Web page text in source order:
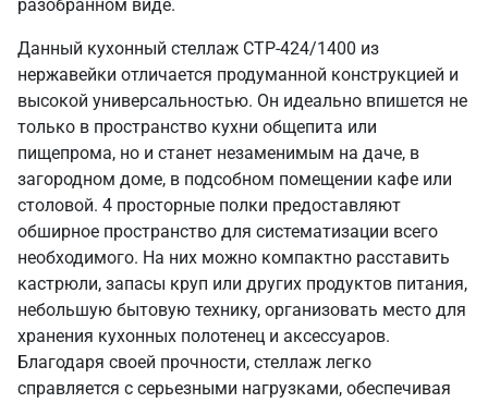
разобранном виде.
Данный кухонный стеллаж СТР-424/1400 из
нержавейки отличается продуманной конструкцией и
высокой универсальностью. Он идеально впишется не
только в пространство кухни общепита или
пищепрома, но и станет незаменимым на даче, в
загородном доме, в подсобном помещении кафе или
столовой. 4 просторные полки предоставляют
обширное пространство для систематизации всего
необходимого. На них можно компактно расставить
кастрюли, запасы круп или других продуктов питания,
небольшую бытовую технику, организовать место для
хранения кухонных полотенец и аксессуаров.
Благодаря своей прочности, стеллаж легко
справляется с серьезными нагрузками, обеспечивая